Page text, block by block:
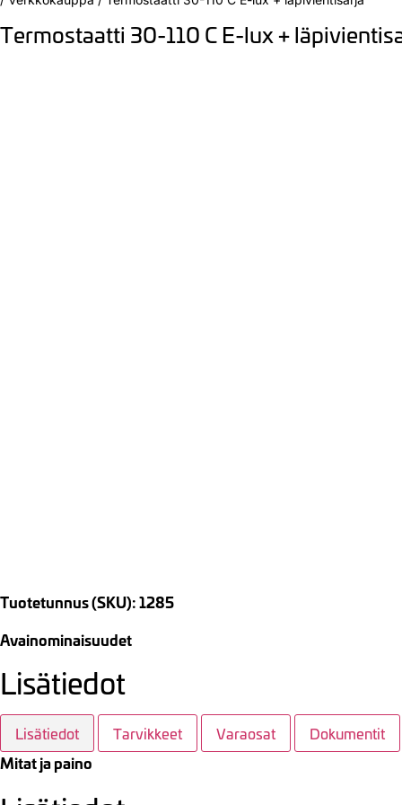
Termostaatti 30-110 C E-lux +
Tuotetunnus (SKU): 1285
Avainominaisuudet
Lisätiedot
Lisätiedot Tarvikkeet Varaosat Dokumentit
Mitat ja paino